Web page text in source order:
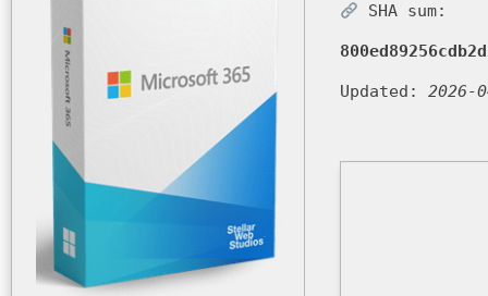
SHA sum:
Updated: 2026-